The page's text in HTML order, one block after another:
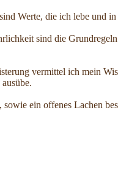
Werte, die ich lebe und
sind die
vermittel ich mein
ein offenes Lachen